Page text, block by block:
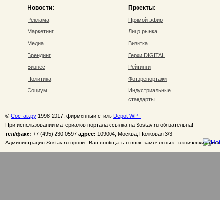
Новости:
Реклама
Маркетинг
Медиа
Брендинг
Бизнес
Политика
Социум
Проекты:
Прямой эфир
Лицо рынка
Визитка
Герои DIGITAL
Рейтинги
Фоторепортажи
Индустриальные
стандарты
© Состав.ру 1998-2017, фирменный стиль Depot WPF
При использовании материалов портала ссылка на Sostav.ru обязательна!
тел/факс: +7 (495) 230 0597 адрес: 109004, Москва, Полковая 3/3
Администрация Sostav.ru просит Вас сообщать о всех замеченных технических